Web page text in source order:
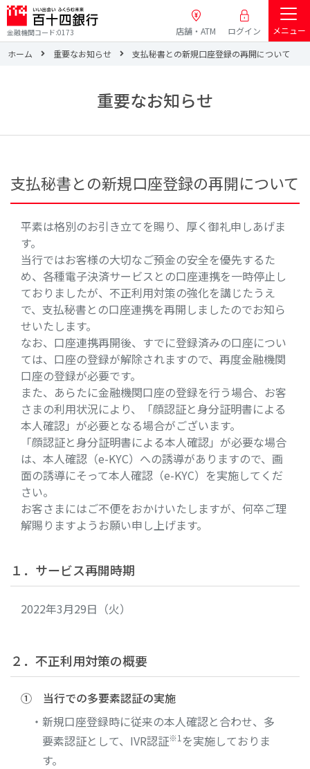
金融機関コード:0173 店舗・ATM ログイン
メニュー
ホーム
重要なお知らせ 支払秘書との新規口座登録の再開について
重要なお知らせ
支払秘書との新規口座登録の再開について
平素は格別のお引き立てを賜り、厚く御礼申しあげま
す。
当行ではお客様の大切なご預金の安全を優先するた
め、各種電子決済サービスとの口座連携を一時停止し
ておりましたが、不正利用対策の強化を講じたうえ
で、支払秘書との口座連携を再開しましたのでお知ら
せいたします。
なお、口座連携再開後、すでに登録済みの口座につい
ては、口座の登録が解除されますので、再度金融機関
口座の登録が必要です。
また、あらたに金融機関口座の登録を行う場合、お客
さまの利用状況により、「顔認証と身分証明書による
本人確認」が必要となる場合がございます。
「顔認証と身分証明書による本人確認」が必要な場合
は、本人確認（e-KYC）への誘導がありますので、画
面の誘導にそって本人確認（e-KYC）を実施してくだ
さい。
お客さまにはご不便をおかけいたしますが、何卒ご理
解賜りますようお願い申し上げます。
１．サービス再開時期
2022年3月29日（火）
２．不正利用対策の概要
① 当行での多要素認証の実施
・新規口座登録時に従来の本人確認と合わせ、多
要素認証として、IVR認証※1 を実施しておりま
す。